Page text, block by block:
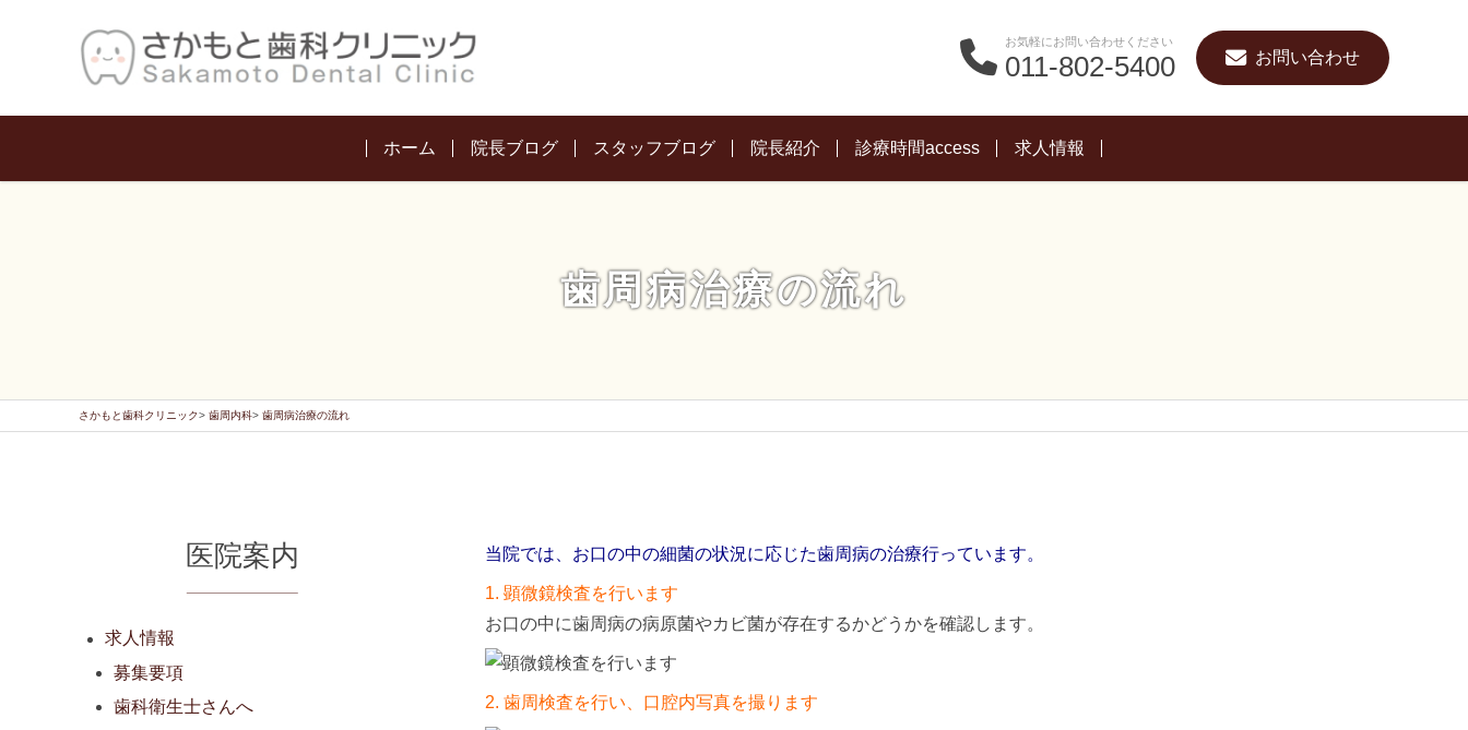
お気軽にお問い合わせください
011-802-5400 お問い合わせ
ホーム 院長ブログ スタッフブログ 院長紹介 診療時間access
求人情報
歯科衛生士さんへ
歯科助手さんへ
受付応募の方へ
歯周病治療の流れ
さかもと歯科クリニック 歯周内科 歯周病治療の流れ
0
5
1
月
当院では、お口の中の細菌の状況に応じた歯周病の治療行っています。
1. 顕微鏡検査を行います
お口の中に歯周病の病原菌やカビ菌が存在するかどうかを確認します。
2. 歯周検査を行い、口腔内写真を撮ります
医院案内
求人情報
募集要項
歯科衛生士さんへ